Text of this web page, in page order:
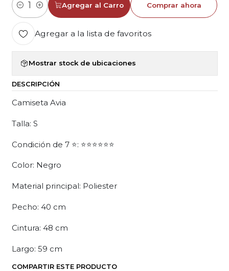
Cantidad
Agregar al Carro Comprar ahora
Agregar a la lista de favoritos
Mostrar stock de ubicaciones
DESCRIPCIÓN
Camiseta Avia
Talla: S
Condición de 7 ⭐: ⭐⭐⭐⭐⭐⭐
Color: Negro
Material principal: Poliester
Pecho: 40 cm
Cintura: 48 cm
Largo: 59 cm
COMPARTIR ESTE PRODUCTO